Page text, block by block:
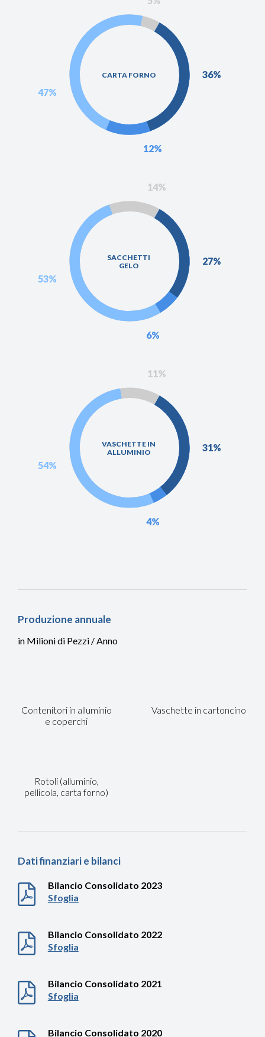
CARTA FORNO 36%
12%
47%
SACCHETTI
GELO
27%
6%
53%
14%
VASCHETTE IN
ALLUMINIO
31%
4%
54%
11%
Produzione annuale
in Milioni di Pezzi / Anno
Contenitori in alluminio
e coperchi
Vaschette in cartoncino
Rotoli (alluminio,
pellicola, carta forno)
Dati finanziari e bilanci
Bilancio Consolidato 2023
Sfoglia
Bilancio Consolidato 2022
Sfoglia
Bilancio Consolidato 2021
Sfoglia
Bilancio Consolidato 2020